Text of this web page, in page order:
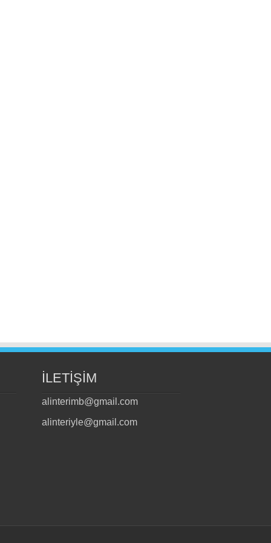
İLETİŞİM
alinterimb@gmail.com
alinteriyle@gmail.com